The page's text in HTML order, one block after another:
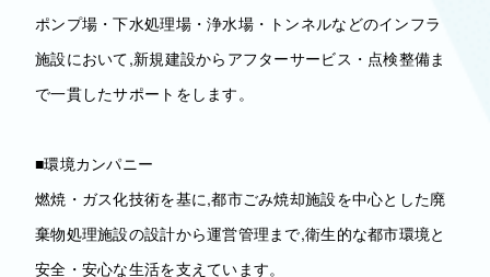
ポンプ場・下水処理場・浄水場・トンネルなどのインフラ
施設において,新規建設からアフターサービス・点検整備ま
で一貫したサポートをします。
■環境カンパニー
燃焼・ガス化技術を基に,都市ごみ焼却施設を中心とした廃
棄物処理施設の設計から運営管理まで,衛生的な都市環境と
安全・安心な生活を支えています。